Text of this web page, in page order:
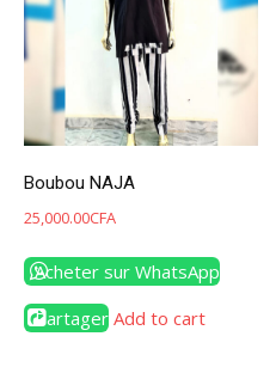
Boubou NAJA
25,000.00CFA
Acheter sur WhatsApp
Partager Add to cart